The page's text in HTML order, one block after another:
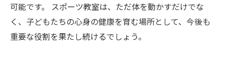
可能です。 スポーツ教室は、ただ体を動かすだけでな
く、子どもたちの心身の健康を育む場所として、今後も
重要な役割を果たし続けるでしょう。